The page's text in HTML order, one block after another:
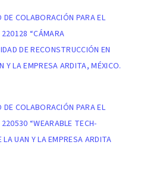
COLABORACIÓN PARA EL
“CÁMARA
DE RECONSTRUCCIÓN EN
Y LA EMPRESA ARDITA, MÉXICO.
COLABORACIÓN PARA EL
“WEARABLE TECH-
UAN Y LA EMPRESA ARDITA